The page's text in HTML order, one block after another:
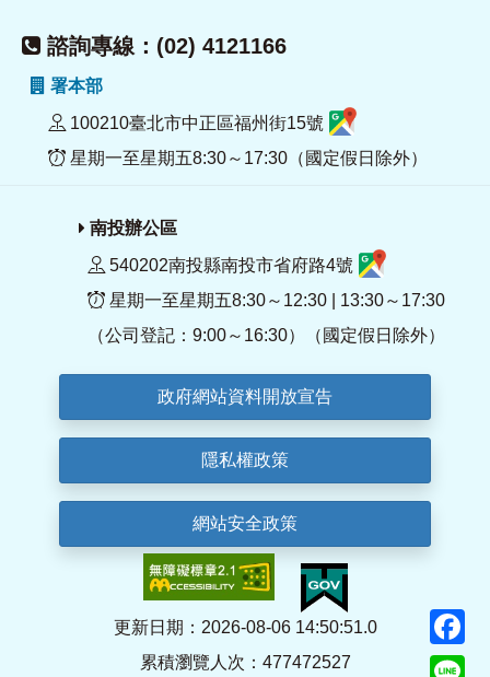
諮詢專線：(02) 4121166
署本部
100210臺北市中正區福州街15號
星期一至星期五8:30～17:30（國定假日除外）
南投辦公區
540202南投縣南投市省府路4號
星期一至星期五8:30～12:30 | 13:30～17:30
（公司登記：9:00～16:30）（國定假日除外）
政府網站資料開放宣告
隱私權政策
網站安全政策
更新日期：2026-08-06 14:50:51.0
累積瀏覽人次：477472527